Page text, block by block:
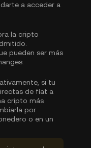
a acceder a
la cripto
pueden ser más
si tu
de fíat a
cripto más
por
o en un